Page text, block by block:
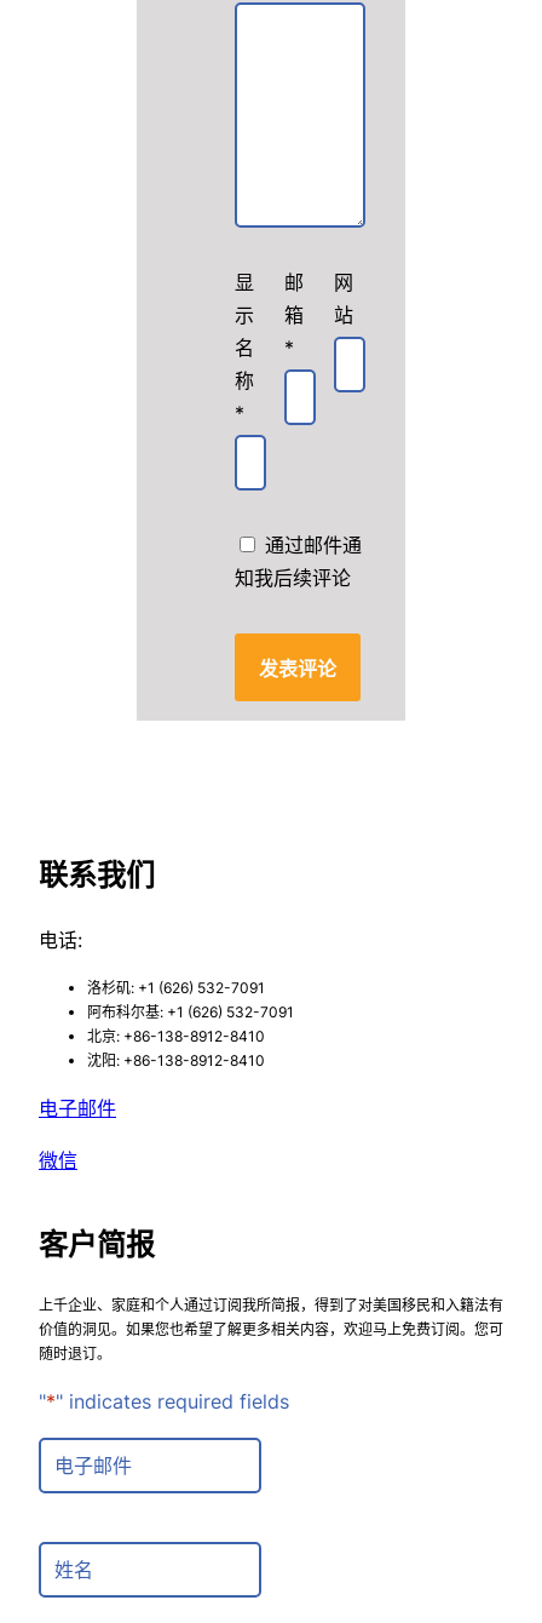
显
示
名
称
*
邮
箱
*
网
站
通过邮件通
知我后续评论
联系我们
电话:
洛杉矶: +1 (626) 532-7091
阿布科尔基: +1 (626) 532-7091
北京: +86-138-8912-8410
沈阳: +86-138-8912-8410
电子邮件
微信
客户简报
上千企业、家庭和个人通过订阅我所简报，得到了对美国移民和入籍法有
价值的洞见。如果您也希望了解更多相关内容，欢迎马上免费订阅。您可
随时退订。
"*" indicates required fields
m
i
u